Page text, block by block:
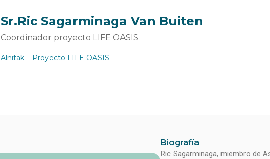
Sr.Ric Sagarminaga Van Buiten
Coordinador proyecto LIFE OASIS
Alnitak – Proyecto LIFE OASIS
Biografía
Ric Sagarminaga, miembro de